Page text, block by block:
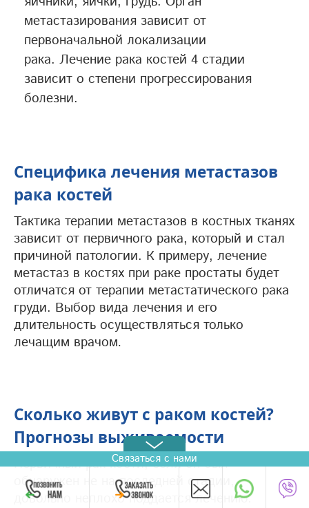
метастазирования зависит от
первоначальной локализации
рака. Лечение рака костей 4 стадии
зависит о степени прогрессирования
болезни.
Специфика лечения метастазов
рака костей
Тактика терапии метастазов в костных тканях
зависит от первичного рака, который и стал
причиной патологии. К примеру, лечение
метастаз в костях при раке простаты будет
отличатся от терапии метастатического рака
груди. Выбор вида лечения и его
длительность осуществляться только
лечащим врачом.
Сколько живут с раком костей?
Прогнозы выживаемости
Первичный рак кости, если он был
обнаружен не на последней стадии,
довольно неплохо поддается лечению.
Связаться с нами